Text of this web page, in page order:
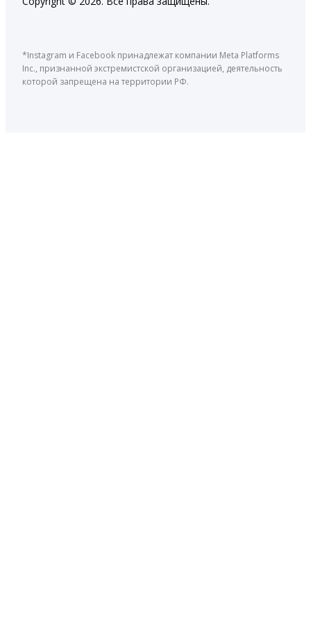
*Instagram и Facebook принадлежат компании Meta Platforms
Inc., признанной экстремистской организацией, деятельность
которой запрещена на территории РФ.